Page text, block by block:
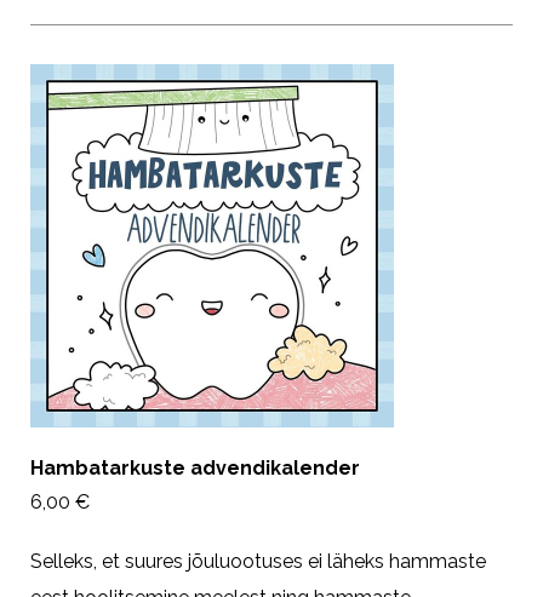
Hambatarkuste advendikalender
6,00 €
Selleks, et suures jõuluootuses ei läheks hammaste